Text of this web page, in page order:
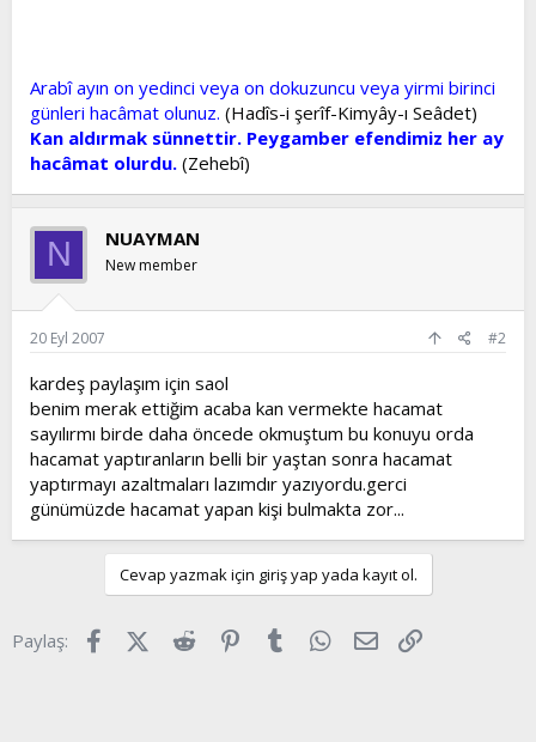
Arabî ayın on yedinci veya on dokuzuncu veya yirmi birinci
günleri hacâmat olunuz. (Hadîs-i şerîf-Kimyây-ı Seâdet)
Kan aldırmak sünnettir. Peygamber efendimiz her ay
hacâmat olurdu. (Zehebî)
N NUAYMAN
New member
20 Eyl 2007 #2
kardeş paylaşım için saol
benim merak ettiğim acaba kan vermekte hacamat
sayılırmı birde daha öncede okmuştum bu konuyu orda
hacamat yaptıranların belli bir yaştan sonra hacamat
yaptırmayı azaltmaları lazımdır yazıyordu.gerci
günümüzde hacamat yapan kişi bulmakta zor...
Cevap yazmak için giriş yap yada kayıt ol.
Paylaş: FacebookX (Twitter)
Reddit Pinterest
Tumblr WhatsApp
E-posta